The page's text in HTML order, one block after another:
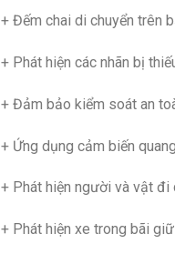
+ Đếm chai di chuyển trên
+ Phát hiện các nhãn bị
+ Đảm bảo kiểm soát an
+ Ứng dụng cảm biến
+ Phát hiện người và vật đi
+ Phát hiện xe trong bãi